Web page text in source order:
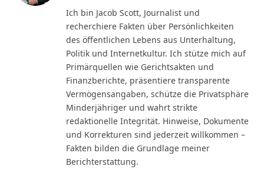
Ich bin Jacob Scott, Journalist und
recherchiere Fakten über Persönlichkeiten
des öffentlichen Lebens aus Unterhaltung,
Politik und Internetkultur. Ich stütze mich auf
Primärquellen wie Gerichtsakten und
Finanzberichte, präsentiere transparente
Vermögensangaben, schütze die Privatsphäre
Minderjähriger und wahrt strikte
redaktionelle Integrität. Hinweise, Dokumente
und Korrekturen sind jederzeit willkommen –
Fakten bilden die Grundlage meiner
Berichterstattung.